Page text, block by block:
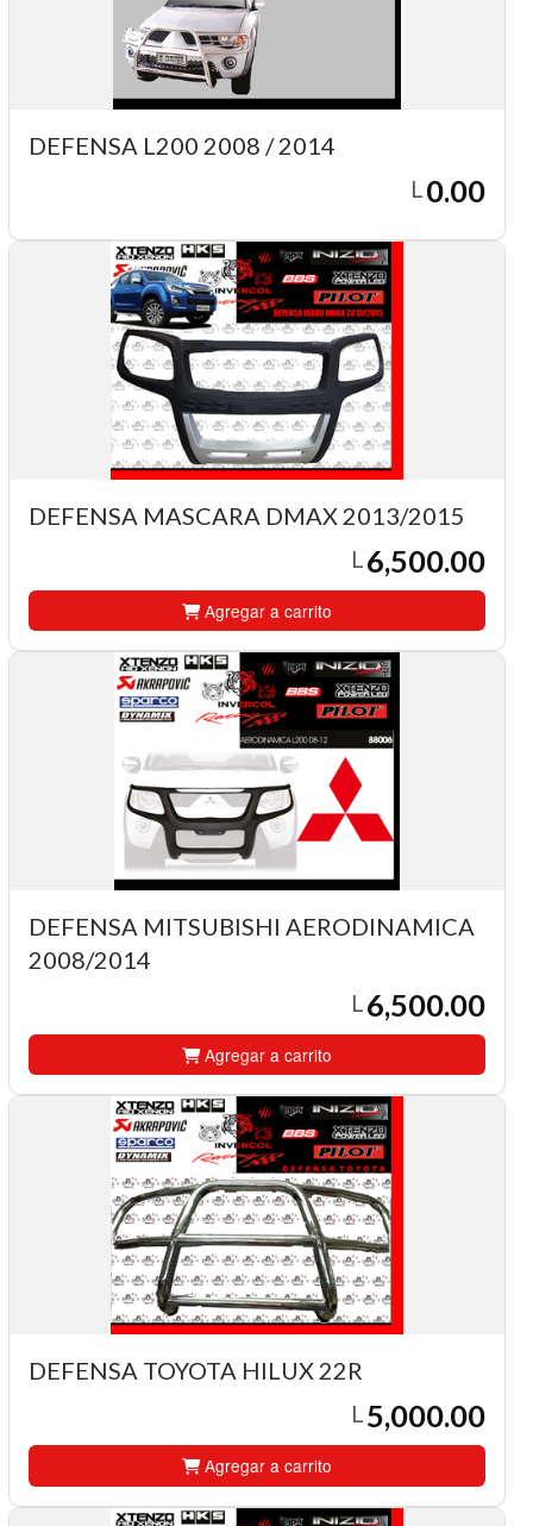
DEFENSA L200 2008 / 2014
L 0.00
DEFENSA MASCARA DMAX 2013/2015
L 6,500.00
Agregar a carrito
DEFENSA MITSUBISHI AERODINAMICA
2008/2014
L6,500.00
Agregar a carrito
DEFENSA TOYOTA HILUX 22R
L5,000.00
Agregar a carrito